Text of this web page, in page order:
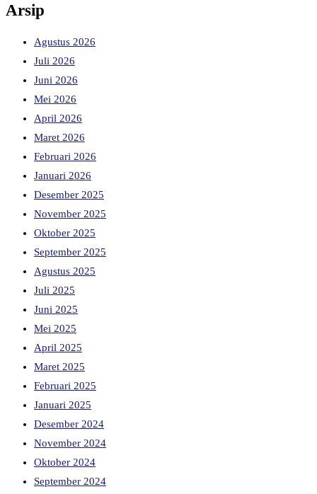
Arsip
Agustus 2026
Juli 2026
Juni 2026
Mei 2026
April 2026
Maret 2026
Februari 2026
Januari 2026
Desember 2025
November 2025
Oktober 2025
September 2025
Agustus 2025
Juli 2025
Juni 2025
Mei 2025
April 2025
Maret 2025
Februari 2025
Januari 2025
Desember 2024
November 2024
Oktober 2024
September 2024